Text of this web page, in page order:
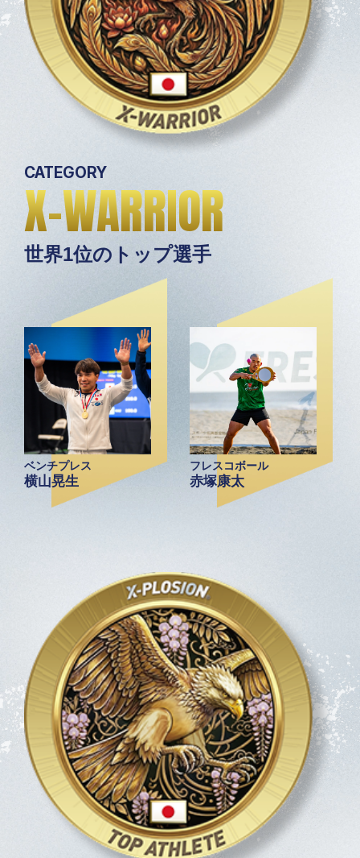
CATEGORY
X-WARRIOR
世界1位のトップ選手
ベンチプレス
横山晃生
フレスコボール
赤塚康太